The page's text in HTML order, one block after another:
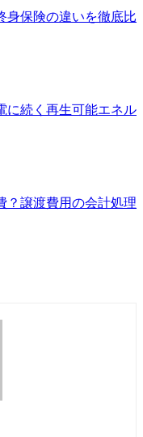
身保険の違いを徹底比
に続く再生可能エネル
？譲渡費用の会計処理